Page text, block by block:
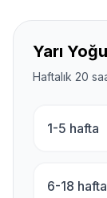
Yarı
Haftalık 20
1-5 hafta
6-18 hafta